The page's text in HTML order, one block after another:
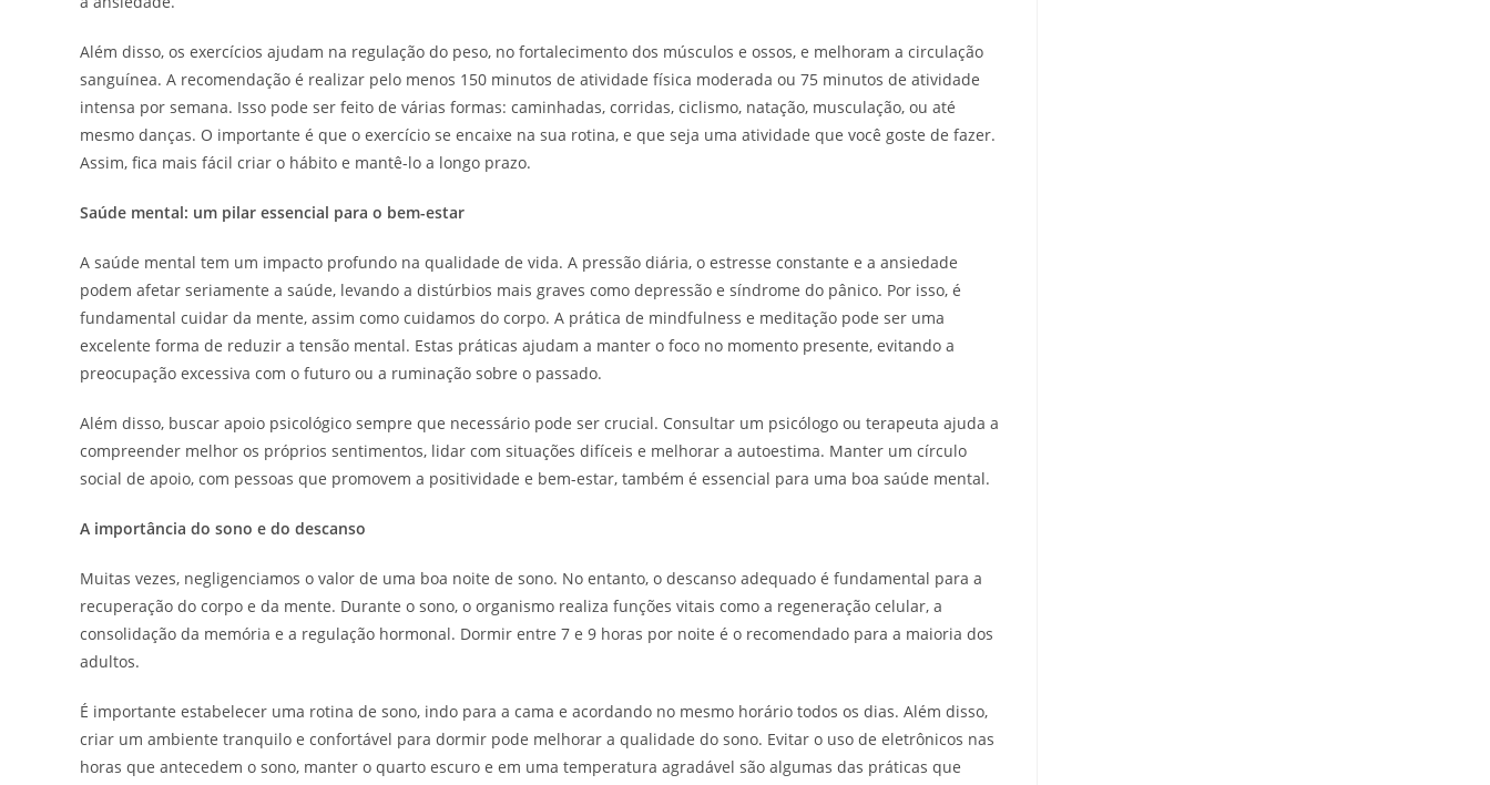
Além disso, os exercícios ajudam na regulação do peso, no fortalecimento dos músculos e ossos, e melhoram a circulação
sanguínea. A recomendação é realizar pelo menos 150 minutos de atividade física moderada ou 75 minutos de atividade
intensa por semana. Isso pode ser feito de várias formas: caminhadas, corridas, ciclismo, natação, musculação, ou até
mesmo danças. O importante é que o exercício se encaixe na sua rotina, e que seja uma atividade que você goste de fazer.
Assim, fica mais fácil criar o hábito e mantê-lo a longo prazo.
Saúde mental: um pilar essencial para o bem-estar
A saúde mental tem um impacto profundo na qualidade de vida. A pressão diária, o estresse constante e a ansiedade
podem afetar seriamente a saúde, levando a distúrbios mais graves como depressão e síndrome do pânico. Por isso, é
fundamental cuidar da mente, assim como cuidamos do corpo. A prática de mindfulness e meditação pode ser uma
excelente forma de reduzir a tensão mental. Estas práticas ajudam a manter o foco no momento presente, evitando a
preocupação excessiva com o futuro ou a ruminação sobre o passado.
Além disso, buscar apoio psicológico sempre que necessário pode ser crucial. Consultar um psicólogo ou terapeuta ajuda a
compreender melhor os próprios sentimentos, lidar com situações difíceis e melhorar a autoestima. Manter um círculo
social de apoio, com pessoas que promovem a positividade e bem-estar, também é essencial para uma boa saúde mental.
A importância do sono e do descanso
Muitas vezes, negligenciamos o valor de uma boa noite de sono. No entanto, o descanso adequado é fundamental para a
recuperação do corpo e da mente. Durante o sono, o organismo realiza funções vitais como a regeneração celular, a
consolidação da memória e a regulação hormonal. Dormir entre 7 e 9 horas por noite é o recomendado para a maioria dos
adultos.
É importante estabelecer uma rotina de sono, indo para a cama e acordando no mesmo horário todos os dias. Além disso,
criar um ambiente tranquilo e confortável para dormir pode melhorar a qualidade do sono. Evitar o uso de eletrônicos nas
horas que antecedem o sono, manter o quarto escuro e em uma temperatura agradável são algumas das práticas que